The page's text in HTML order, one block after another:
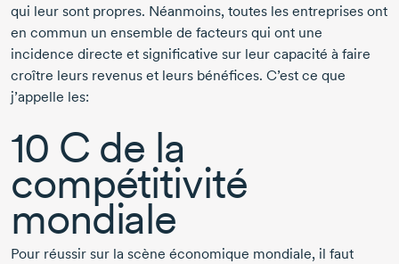
qui leur sont propres. Néanmoins, toutes les entreprises ont
en commun un ensemble de facteurs qui ont une
incidence directe et significative sur leur capacité à faire
croître leurs revenus et leurs bénéfices. C’est ce que
j’appelle les:
10 C de la
compétitivité
mondiale
Pour réussir sur la scène économique mondiale, il faut